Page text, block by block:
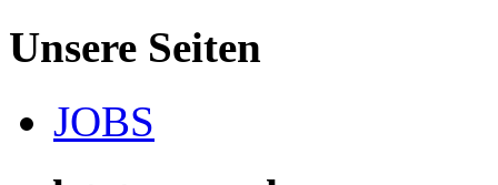
Unsere Seiten
JOBS